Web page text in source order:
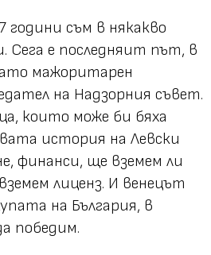
години съм в някакво
Сега е последняит път, в
мажоритарен
на Надзорния съвет.
които може би бяха
история на Левски
финанси, ще вземем ли
лиценз. И венецът
на България, в
победим.